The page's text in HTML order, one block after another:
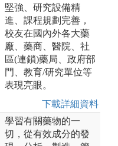
堅強、研究設備精
進、課程規劃完善，
校友在國內外各大藥
廠、藥商、醫院、社
區(連鎖)藥局、政府部
門、教育/研究單位等
表現亮眼。
下載詳細資料
學習有關藥物的一
切，從有效成分的發